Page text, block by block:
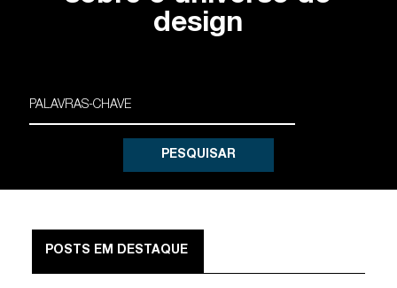
design
PESQUISAR
POSTS EM DESTAQUE